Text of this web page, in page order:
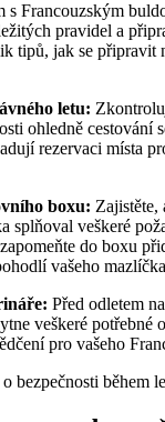
s Francouzským
pravidel a
tipů, jak se připravit
letu:
ohledně cestování
rezervaci místa
boxu: Zajistěte,
splňoval veškeré
do boxu
vašeho
Před odletem
veškeré potřebné
pro vašeho